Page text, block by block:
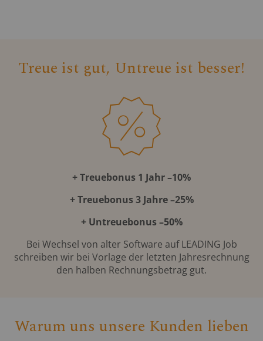
Treue ist gut, Untreue ist besser!
+ Treuebonus 1 Jahr –10%
+ Treuebonus 3 Jahre –25%
+ Untreuebonus –50%
Bei Wechsel von alter Software auf LEADING Job
schreiben wir bei Vorlage der letzten Jahresrechnung
den halben Rechnungsbetrag gut.
Warum uns unsere Kunden lieben